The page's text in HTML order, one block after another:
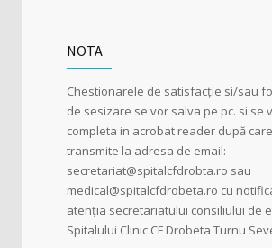
NOTA
Chestionarele de satisfacție si/sau
de sesizare se vor salva pe pc. si se
completa in acrobat reader după
transmite la adresa de email:
secretariat@spitalcfdrobta.ro sau
medical@spitalcfdrobeta.ro cu
atenția secretariatului consiliului de
Spitalului Clinic CF Drobeta Turnu